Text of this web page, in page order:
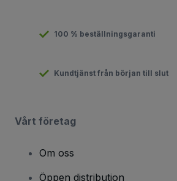
100 % beställningsgaranti
Kundtjänst från början till slut
Vårt företag
Om oss
Öppen distribution